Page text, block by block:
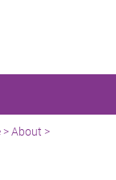
>About >